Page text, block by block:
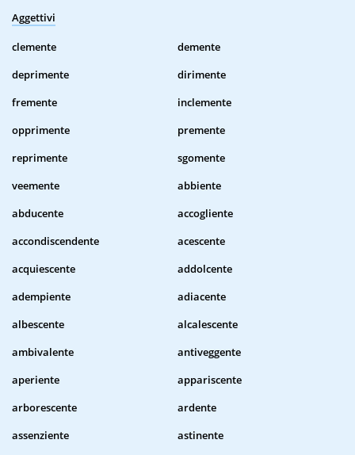
Aggettivi
clemente
demente
deprimente
dirimente
fremente
inclemente
opprimente
premente
reprimente
sgomente
veemente
abbiente
abducente
accogliente
accondiscendente
acescente
acquiescente
addolcente
adempiente
adiacente
albescente
alcalescente
ambivalente
antiveggente
aperiente
appariscente
arborescente
ardente
assenziente
astinente